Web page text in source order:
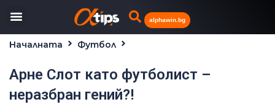
alphawin.bg
Началната
Футбол
Арне Слот като футболист –
неразбран гений?!